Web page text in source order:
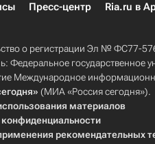
Пресс-центр Ria.ru в
о регистрации Эл № ФС77-
Федеральное государственное
Международное
(МИА «Россия сегодня»).
материалов
рекомендательных